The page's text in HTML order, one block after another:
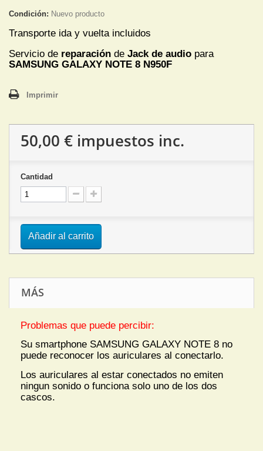
Condición: Nuevo producto
Transporte ida y vuelta incluidos
Servicio de reparación de Jack de audio para
SAMSUNG GALAXY NOTE 8 N950F
Imprimir
50,00 € impuestos inc.
Cantidad
Añadir al carrito
MÁS
Problemas que puede percibir:
Su smartphone SAMSUNG GALAXY NOTE 8 no
puede reconocer los auriculares al conectarlo.
Los auriculares al estar conectados no emiten
ningun sonido o funciona solo uno de los dos
cascos.